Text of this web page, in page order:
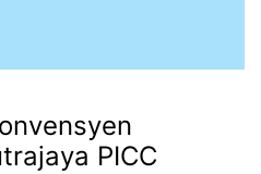
PICC